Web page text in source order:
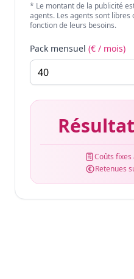
* Le montant de la publicité
agents. Les agents sont
fonction de leurs besoins.
Pack mensuel (€ / mois)
Coûts fixes
Retenues